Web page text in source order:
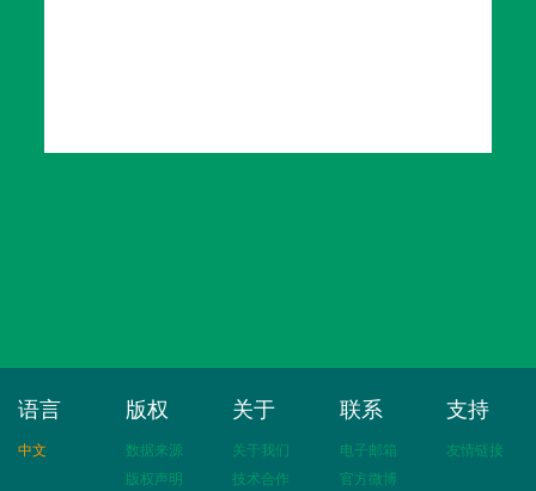
语言
中文
版权
数据来源
版权声明
关于
关于我们
技术合作
联系
电子邮箱
官方微博
支持
友情链接